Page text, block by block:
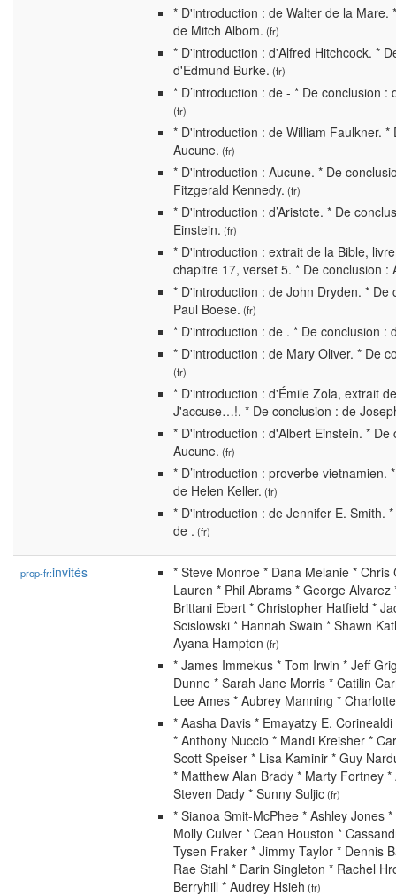
* D'introduction : de Walter de la Mare.
de Mitch Albom. (fr)
* D'introduction : d'Alfred Hitchcock. *
d'Edmund Burke. (fr)
* D’introduction : de - * De conclusion :
(fr)
* D'introduction : de William Faulkner. *
Aucune. (fr)
* D'introduction : Aucune. * De
Fitzgerald Kennedy. (fr)
* D'introduction : d’Aristote. * De
Einstein. (fr)
* D'introduction : extrait de la Bible,
chapitre 17, verset 5. * De conclusion :
* D'introduction : de John Dryden. * De
Paul Boese. (fr)
* D'introduction : de . * De conclusion :
* D'introduction : de Mary Oliver. * De
(fr)
* D'introduction : d'Émile Zola, extrait
J'accuse…!. * De conclusion : de
* D'introduction : d'Albert Einstein. * De
Aucune. (fr)
* D’introduction : proverbe vietnamien.
de Helen Keller. (fr)
* D'introduction : de Jennifer E. Smith.
de . (fr)
prop-fr:invités
* Steve Monroe * Dana Melanie * Chris
Lauren * Phil Abrams * George Alvarez
Brittani Ebert * Christopher Hatfield *
Scislowski * Hannah Swain * Shawn
Ayana Hampton (fr)
* James Immekus * Tom Irwin * Jeff
Dunne * Sarah Jane Morris * Catilin
Lee Ames * Aubrey Manning *
* Aasha Davis * Emayatzy E.
* Anthony Nuccio * Mandi Kreisher *
Scott Speiser * Lisa Kaminir * Guy
* Matthew Alan Brady * Marty Fortney *
Steven Dady * Sunny Suljic(fr)
* Sianoa Smit-McPhee * Ashley Jones
Molly Culver * Cean Houston *
Tysen Fraker * Jimmy Taylor * Dennis
Rae Stahl * Darin Singleton * Rachel
Berryhill * Audrey Hsieh (fr)